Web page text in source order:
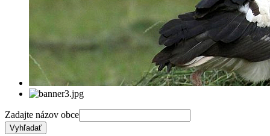
Zadajte názov obce